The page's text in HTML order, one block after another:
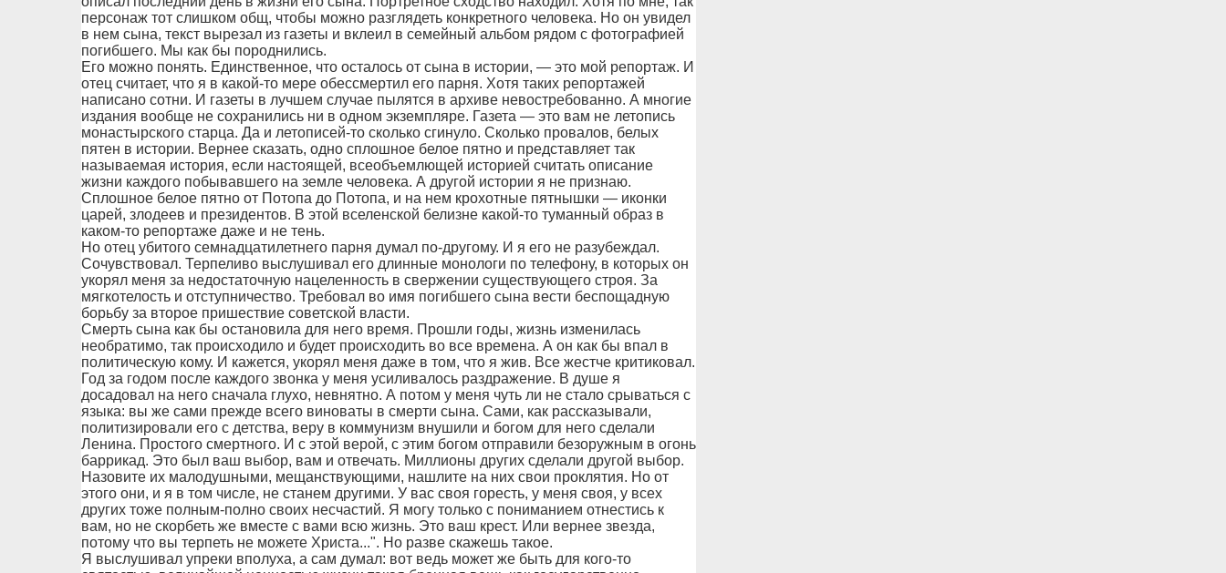
персонаж тот слишком общ, чтобы можно разглядеть конкретного человека. Но он увидел
в нем сына, текст вырезал из газеты и вклеил в семейный альбом рядом с фотографией
погибшего. Мы как бы породнились.
Его можно понять. Единственное, что осталось от сына в истории, — это мой репортаж. И
отец считает, что я в какой-то мере обессмертил его парня. Хотя таких репортажей
написано сотни. И газеты в лучшем случае пылятся в архиве невостребованно. А многие
издания вообще не сохранились ни в одном экземпляре. Газета — это вам не летопись
монастырского старца. Да и летописей-то сколько сгинуло. Сколько провалов, белых
пятен в истории. Вернее сказать, одно сплошное белое пятно и представляет так
называемая история, если настоящей, всеобъемлющей историей считать описание
жизни каждого побывавшего на земле человека. А другой истории я не признаю.
Сплошное белое пятно от Потопа до Потопа, и на нем крохотные пятнышки — иконки
царей, злодеев и президентов. В этой вселенской белизне какой-то туманный образ в
каком-то репортаже даже и не тень.
Но отец убитого семнадцатилетнего парня думал по-другому. И я его не разубеждал.
Сочувствовал. Терпеливо выслушивал его длинные монологи по телефону, в которых он
укорял меня за недостаточную нацеленность в свержении существующего строя. За
мягкотелость и отступничество. Требовал во имя погибшего сына вести беспощадную
борьбу за второе пришествие советской власти.
Смерть сына как бы остановила для него время. Прошли годы, жизнь изменилась
необратимо, так происходило и будет происходить во все времена. А он как бы впал в
политическую кому. И кажется, укорял меня даже в том, что я жив. Все жестче критиковал.
Год за годом после каждого звонка у меня усиливалось раздражение. В душе я
досадовал на него сначала глухо, невнятно. А потом у меня чуть ли не стало срываться с
языка: вы же сами прежде всего виноваты в смерти сына. Сами, как рассказывали,
политизировали его с детства, веру в коммунизм внушили и богом для него сделали
Ленина. Простого смертного. И с этой верой, с этим богом отправили безоружным в огонь
баррикад. Это был ваш выбор, вам и отвечать. Миллионы других сделали другой выбор.
Назовите их малодушными, мещанствующими, нашлите на них свои проклятия. Но от
этого они, и я в том числе, не станем другими. У вас своя горесть, у меня своя, у всех
других тоже полным-полно своих несчастий. Я могу только с пониманием отнестись к
вам, но не скорбеть же вместе с вами всю жизнь. Это ваш крест. Или вернее звезда,
потому что вы терпеть не можете Христа...". Но разве скажешь такое.
Я выслушивал упреки вполуха, а сам думал: вот ведь может же быть для кого-то